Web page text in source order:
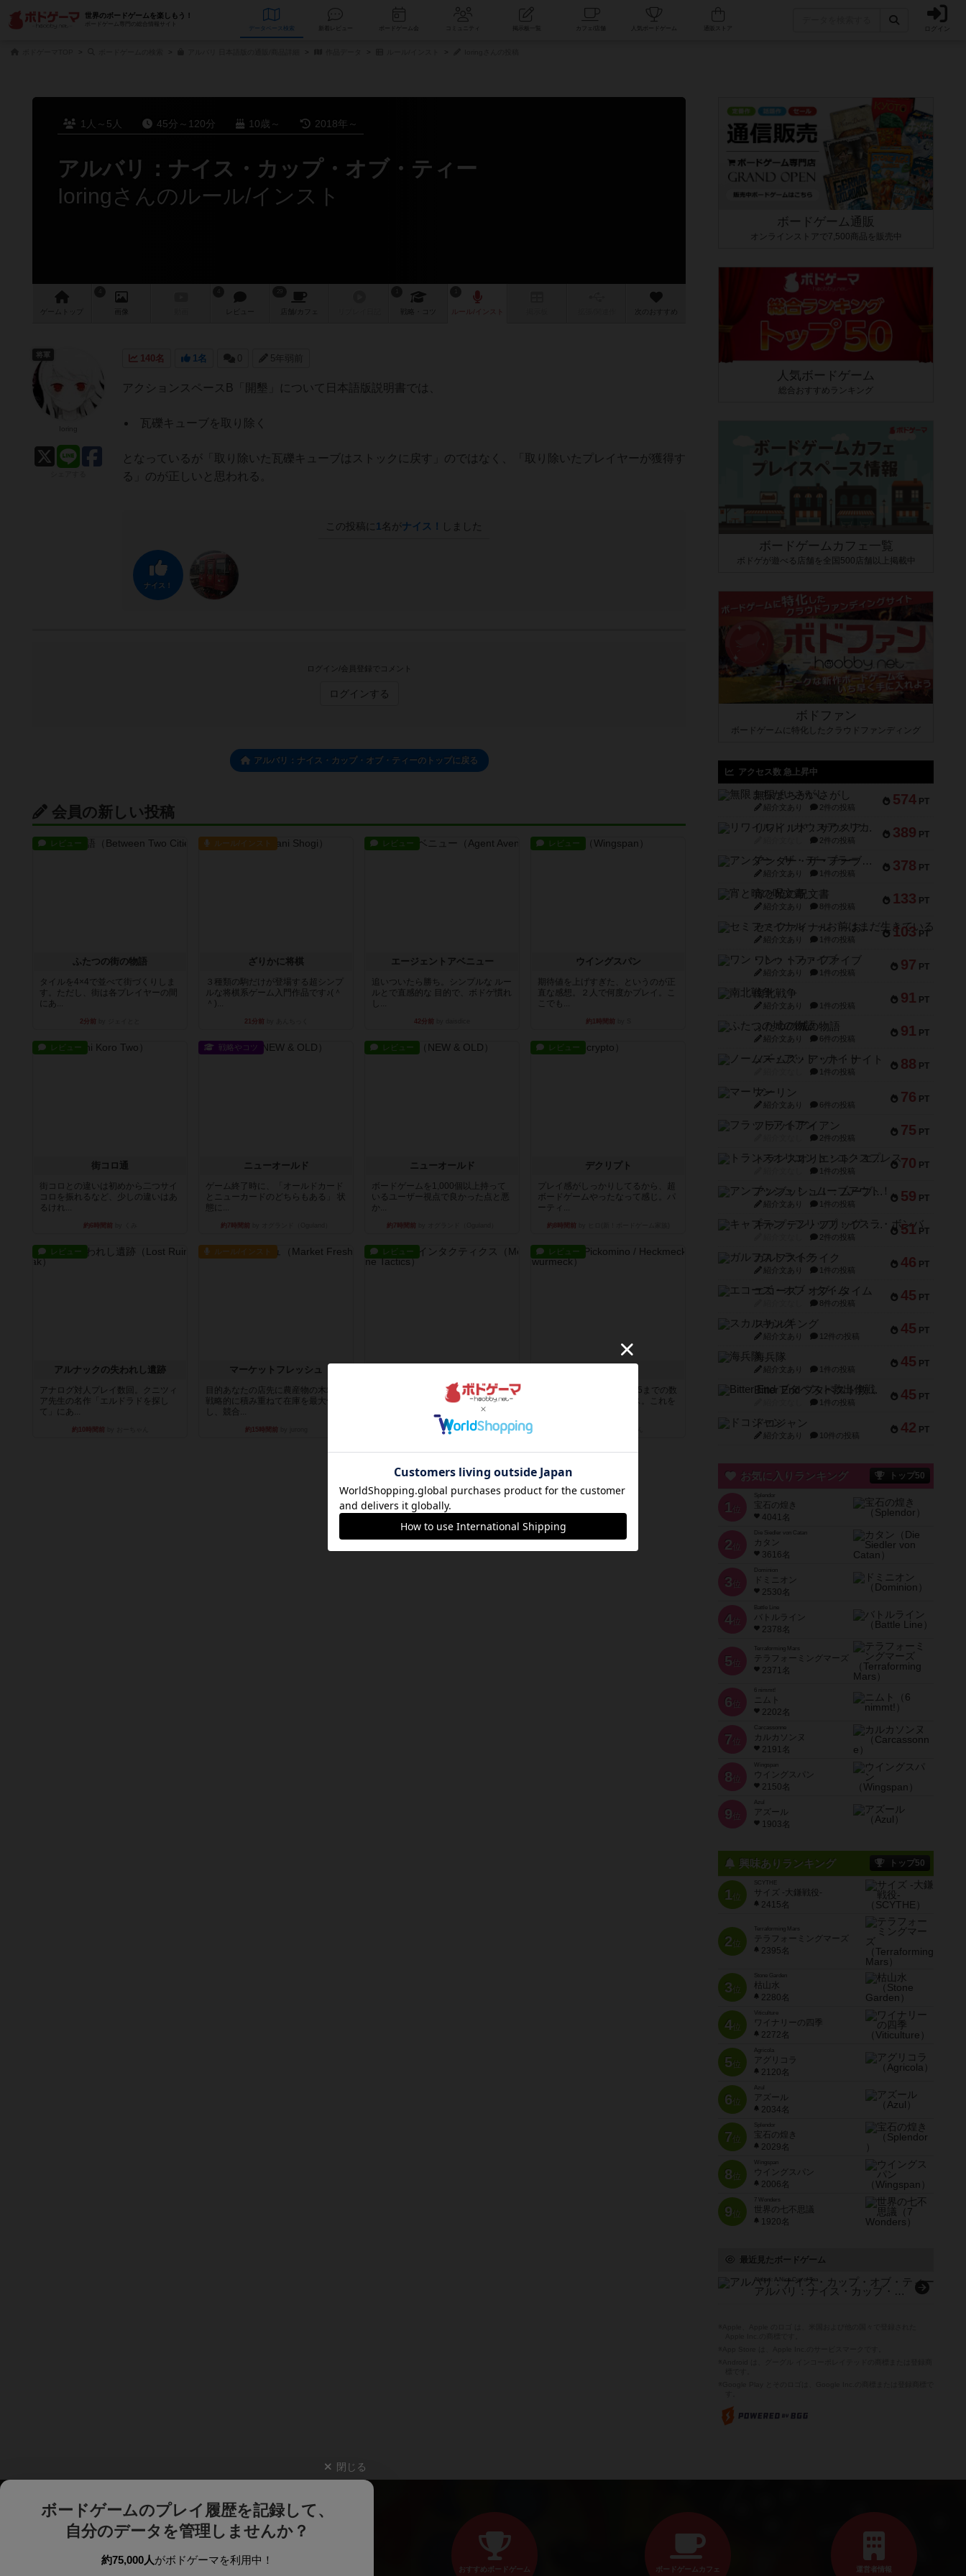
世界のボードゲームを楽しもう！
ボードゲーム専門の総合情報サイト
データベース コミュニティ 人気ボードゲーム ログイン
1人～5人 45分～120分 10歳～ 2018年～
アルバリ：ナイス・カップ・オブ・ティー
Ioringさんのルール/インスト
ゲーム 画像 レビュー 店舗/ カフェ 戦略 次のおすすめ
140名 1名 0 5年弱前
アクションスペースB「開墾」について日本語版説明書では、
瓦礫キューブを取り除く
となっているが「取り除いた瓦礫キューブはストックに戻す」のではなく、「取り除いたプレイヤーが獲得す
る」のが正しいと思われる。
この投稿に 1 名がナイス！ しました
ナイス！
将軍
ログイン/会員登録でコメント
ログインする
アルバリ：ナイス・カップ・オブ・ティーのトップに戻る
会員の新しい投稿
レビュー
ふたつの街の物語
タイルを4×4で並べて街づくりしま
す。ただし、街は各プレイヤーの間
にあ...
2分前
ルール/インスト
ざりかに将棋
３種類の駒だけが登場する超シンプ
ルな将棋系ゲーム入門作品です♪(＾
＾)...
21分前
レビュー
エージェントアベニュー
追いついたら勝ち。シンプルな ルー
ルとで直感的な 目的で、ボドゲ慣れ
し...
42分前
レビュー
ウイングスパン
期待値を上げすぎた、というのが正
直な感想。２人で何度かプレイ。こ
こでも...
約1時間前
レビュー
街コロ通
街コロとの違いは初めから二つサイ
コロを振れるなど、少しの違いはあ
るけれ...
約6時間前
戦略やコツ
ニューオールド
ゲーム終了時に、「オールドカード
とニューカードのどちらもある」 状
態に...
約7時間前
レビュー
ニューオールド
ボードゲームを1,000個以上持って
いるユーザー視点で良かった点と悪
か...
約7時間前
レビュー
デクリプト
プレイ感がしっかりしてるから、超
ボードゲームやったなって感じ。パ
ーティ...
約8時間前
レビュー
アルナックの失われし遺跡
アナログ対人プレイ数回。クニツィ
ア先生の名作「エルドラドを探し
て」にあ...
約10時間前
ルール/インスト
マーケットフレッシュ
目的あなたの店先に農産物の木箱を
戦略的に積み重ねて在庫を最大化
し、競合...
約15時間前
レビュー
どんどん物量が増えて大変になって
いく押し付け合いが楽しいゲーム盛
by nekomanma222
レビュー
サイコロゲームです1から5までの数
字と芋虫がかかれたダイス。これを
ボードゲーム通販
オンラインストアで7,500商品を販売中
人気ボードゲーム
総合おすすめランキング
ボードゲームカフェ一覧
ボドゲが遊べる店舗を全国500店舗以上掲載中
ボドファン
ボードゲームに特化したクラウドファンディング
アクセス数 急上昇中
574 PT
無限まちがいさがし
紹介文あり 2件の投稿
389 PT
リワイルド：サウスアメリカ
2件の投稿
378 PT
アンダー・ザ・テーブラー
紹介文あり 1件の投稿
133 PT
宵と暁の呪文書
紹介文あり 8件の投稿
103 PT
セミファイナル ～お前はまだ生きている～
紹介文あり 1件の投稿
97 PT
ワン・トゥ・ファイブ
紹介文あり 1件の投稿
91 PT
南北戦争
紹介文あり 1件の投稿
91 PT
ふたつの城の物語
紹介文あり 6件の投稿
88 PT
ノームズ・アット・ナイト
1件の投稿
76 PT
マーリン
紹介文あり 6件の投稿
75 PT
フラットアイアン
2件の投稿
70 PT
トランスオリエント・エクスプレス
1件の投稿
59 PT
アンブッシュ！：ムーブアウト！
紹介文あり 1件の投稿
51 PT
キャプテン・フリップ：イスラ・ボンバ
2件の投稿
46 PT
ガルフストライク
紹介文あり 1件の投稿
45 PT
エコーズ・オブ・タイム
8件の投稿
45 PT
スカルキング
紹介文あり 12件の投稿
45 PT
海兵隊
紹介文あり 1件の投稿
45 PT
Bitter End ブタペスト救出作戦
1件の投稿
42 PT
ドコジャン
紹介文あり 10件の投稿
お気に入りランキング トップ50
1 位
宝石の煌き
4041名
2 位
Die Siedler von Catan
カタン
3616名
3 位
ドミニオン
2530名
4位
Battle Line
バトルライン
2378名
5 位
Terraforming Mars
テラフォーミングマーズ
2371名
6 位
ニムト
2202名
7 位
Carcassonne
カルカソンヌ
2191名
8 位
Wingspan
ウイングスパン
2150名
9 位
Azul
アズール
1903名
興味ありランキング トップ50
1位
SCYTHE
サイズ -大鎌戦役-
2415名
2位
Terraforming Mars
テラフォーミングマーズ
2395名
3位
Stone Garden
枯山水
2280名
4位
Viticulture
ワイナリーの四季
2272名
5位
Agricola
アグリコラ
2120名
6位
Azul
アズール
2034名
7位
宝石の煌き
2029名
8位
Wingspan
ウイングスパン
2006名
9位
7 Wonders
世界の七不思議
1920名
最近見たボードゲーム
Alubari: A Nice Cup of Tea
アルバリ：ナイス・カップ・オブ・ティー
閉じる
ボードゲームのプレイ履歴を記録して、
自分のデータを管理しませんか？
約75,000人がボドゲーマを利用中！
おすすめボードゲーム ボードゲームカフェ 運営者情報